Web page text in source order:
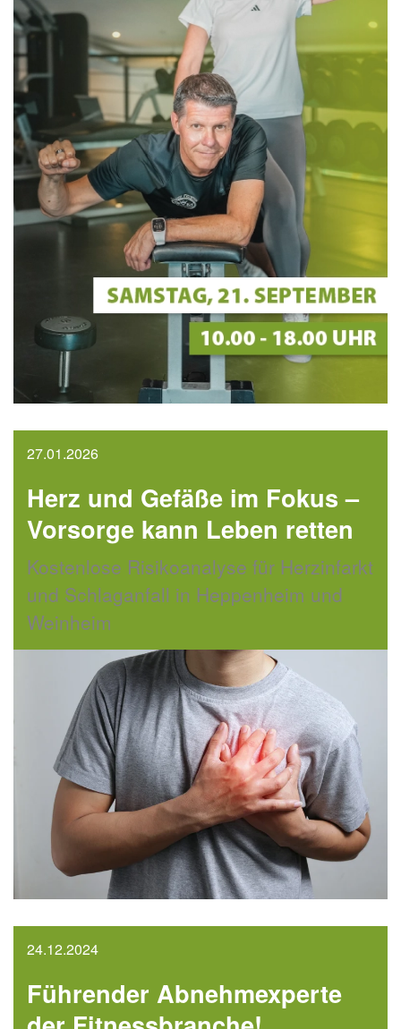
27.01.2026
Herz und Gefäße im Fokus –
Vorsorge kann Leben retten
Kostenlose Risikoanalyse für Herzinfarkt
und Schlaganfall in Heppenheim und
Weinheim
24.12.2024
Führender Abnehmexperte